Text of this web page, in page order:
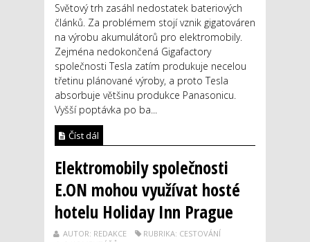
Světový trh zasáhl nedostatek bateriových
článků. Za problémem stojí vznik gigatováren
na výrobu akumulátorů pro elektromobily.
Zejména nedokončená Gigafactory
společnosti Tesla zatím produkuje necelou
třetinu plánované výroby, a proto Tesla
absorbuje většinu produkce Panasonicu.
Vyšší poptávka po ba...
Číst dál
Elektromobily společnosti
E.ON mohou využívat hosté
hotelu Holiday Inn Prague
AUTOR: REDAKCE
RUBRIKA: CESTOVÁNÍ